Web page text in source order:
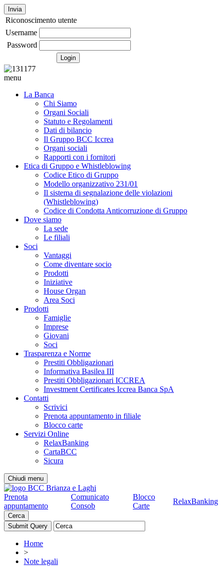
Invia
Riconoscimento utente
Username
Password
menu
La Banca
Chi Siamo
Organi Sociali
Statuto e Regolamenti
Dati di bilancio
Il Gruppo BCC Iccrea
Organi sociali
Rapporti con i fornitori
Etica di Gruppo e Whistleblowing
Codice Etico di Gruppo
Modello organizzativo 231/01
Il sistema di segnalazione delle violazioni
(Whistleblowing)
Codice di Condotta Anticorruzione di Gruppo
Dove siamo
La sede
Le filiali
Soci
Vantaggi
Come diventare socio
Prodotti
Iniziative
House Organ
Area Soci
Prodotti
Famiglie
Imprese
Giovani
Soci
Trasparenza e Norme
Prestiti Obbligazionari
Informativa Basilea III
Prestiti Obbligazionari ICCREA
Investment Certificates Iccrea Banca SpA
Contatti
Scrivici
Prenota appuntamento in filiale
Blocco carte
Servizi Online
RelaxBanking
CartaBCC
Sicura
Chiudi menu
Prenota
appuntamento
Comunicato
Consob
Blocco
Carte
RelaxBanking
Cerca
Home
>
Note legali